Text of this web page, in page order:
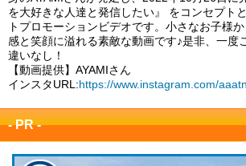
を大好きな人達と発信したい』 をコンセプト
トプロモーションビデオです。小さなお子様
感と笑顔に溢れる素敵な動画です♪是非、一度
違いなし！
【動画提供】AYAMIさん
インスタURL:https://www.instagram.com/
- PR -